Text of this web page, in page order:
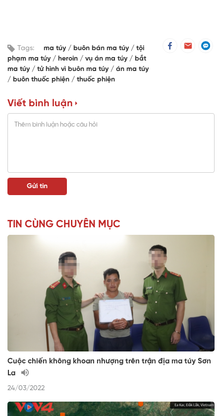
Tags: ma túy buôn bán ma túy
tội
phạm ma túy
heroin vụ án ma túy
bắt
ma túy
tử hình vì buôn ma túy
án ma túy
buôn thuốc phiện
thuốc phiện
Viết bình luận
TIN CÙNG CHUYÊN MỤC
Cuộc chiến không khoan nhượng trên trận địa ma túy Sơn
La
24/03/2022